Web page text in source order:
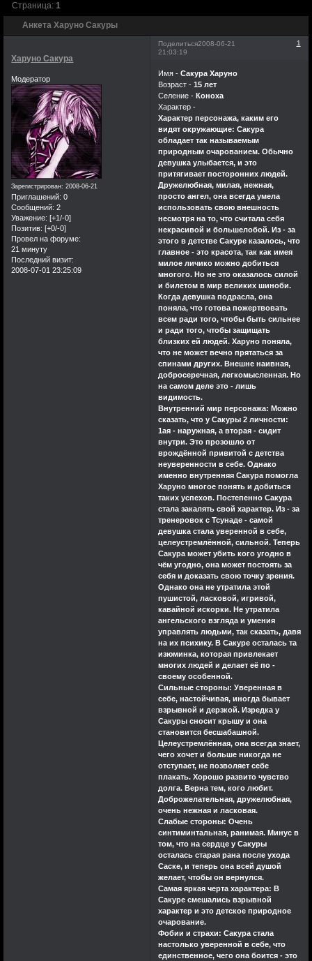
чем.Может в надежде
увидеть что-нибудь
новое или встретить
старых знакомых,а
может быть просто
из интереса
существует ли еще
мой единственный
когда-то успешный
форум. Не знаю
почему,но судия по
тому что я досих пор
могу видеть
его,некоторые из вас
тоже все еще не
забыли тех
прекрасных дней.И я
хочу от всей души
сказать вам спасибо
друзья.Мне крайне
приятно видеть
место,которое когда-
то столько для меня
значило.Спасибо
большое,я не забуду
дней проведенных с
вами. Да может быть
немного
сентиментально,и
единственное что не
изменилось за это
время,это моя
грамотность(что
очень печально).Но
если хотя бы один из
вас увидит это
сообщение.Это того
стоило.До новых
встреч.Искренне ваш
kakashi. .
Анкета Харуно Сакуры
Страница: 1
Поделиться 1
2008-06-21
21:03:19
Харуно Сакура
Модератор
Зарегистрирован: 2008-06-21
Приглашений: 0
Сообщений: 2
Уважение: [+1/-0]
Позитив: [+0/-0]
Провел на форуме:
21 минуту
Последний визит:
2008-07-01 23:25:09
Имя - Сакура Харуно
Возраст - 15 лет
Селение - Коноха
Характер -
Характер персонажа, каким его
видят окружающие: Сакура
обладает так называемым
природным очарованием. Обычно
девушка улыбается, и это
притягивает посторонних людей.
Дружелюбная, милая, нежная,
просто ангел, она всегда умела
использовать свою внешность
несмотря на то, что считала себя
некрасивой и большелобой. Из - за
этого в детстве Сакуре казалось, что
главное - это красота, так как имея
милое личико можно добиться
многого. Но не это оказалось силой
и билетом в мир великих шиноби.
Когда девушка подрасла, она
поняла, что готова пожертвовать
всем ради того, чтобы быть сильнее
и ради того, чтобы защищать
близких ей людей. Харуно поняла,
что не может вечно прятаться за
спинами других. Внешне наивная,
добросеречная, легкомысленная. Но
на самом деле это - лишь
видимость.
Внутренний мир персонажа: Можно
сказать, что у Сакуры 2 личности:
1ая - наружная, а вторая - сидит
внутри. Это прозошло от
врождённой привитой с детства
неуверенности в себе. Однако
именно внутренняя Сакура помогла
Харуно многое понять и добиться
таких успехов. Постепенно Сакура
стала закалять свой характер. Из - за
тренеровок с Тсунаде - самой
девушка стала уверенной в себе,
целеустремлённой, сильной. Теперь
Сакура может убить кого угодно в
чём угодно, она может постоять за
себя и доказать свою точку зрения.
Однако она не утратила этой
пушистой, ласковой, игривой,
кавайной искорки. Не утратила
ангельского взгляда и умения
управлять людьми, так сказать, давя
на их психику. В Сакуре осталась та
изюминка, которая привлекает
многих людей и делает её по -
своему особенной.
Сильные стороны: Уверенная в
себе, настойчивая, иногда бывает
взрывной и дерзкой. Изредка у
Сакуры сносит крышу и она
становится бесшабашной.
Целеустремлённая, она всегда знает,
чего хочет и больше никогда не
отступает, не позволяет себе
плакать. Хорошо развито чувство
долга. Верна тем, кого любит.
Доброжелательная, дружелюбная,
очень нежная и ласковая.
Слабые стороны: Очень
синтиминтальная, ранимая. Минус в
том, что на сердце у Сакуры
осталась старая рана после ухода
Саске, и теперь она всей душой
желает, чтобы он вернулся.
Самая яркая черта характера: В
Сакуре смешались взрывной
характер и это детское природное
очарование.
Фобии и страхи: Сакура стала
настолько уверенной в себе, что
единственное, чего она боится - это